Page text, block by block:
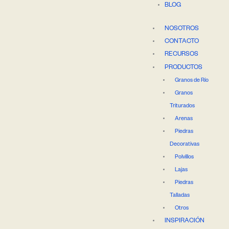
BLOG
NOSOTROS
CONTACTO
RECURSOS
PRODUCTOS
Granos de Río
Granos
Triturados
Arenas
Piedras
Decorativas
Polvillos
Lajas
Piedras
Talladas
Otros
INSPIRACIÓN